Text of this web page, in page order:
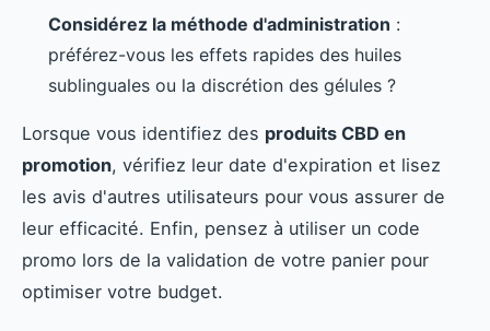
Considérez la méthode d'administration :
préférez-vous les effets rapides des huiles
sublinguales ou la discrétion des gélules ?
Lorsque vous identifiez des produits CBD en
promotion, vérifiez leur date d'expiration et lisez
les avis d'autres utilisateurs pour vous assurer de
leur efficacité. Enfin, pensez à utiliser un code
promo lors de la validation de votre panier pour
optimiser votre budget.